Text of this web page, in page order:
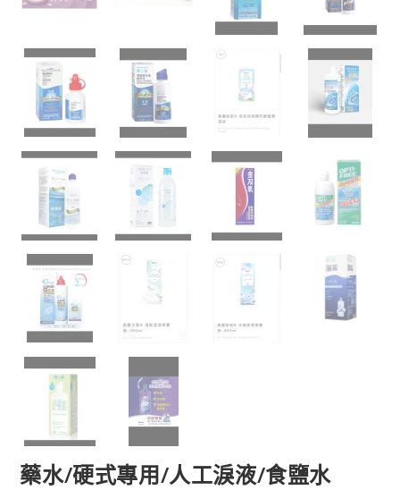
藥水/硬式專用/人工淚液/食鹽水